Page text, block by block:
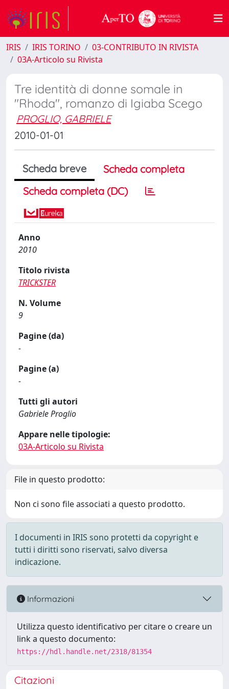
IRIS IRIS TORINO
03-CONTRIBUTO IN RIVISTA
03A-Articolo su Rivista
Tre identità di donne somale in
"Rhoda", romanzo di Igiaba Scego
PROGLIO, GABRIELE
2010-01-01
Scheda breve
Scheda completa
Scheda completa (DC)
Anno
2010
Titolo rivista
TRICKSTER
N. Volume
9
Pagine (da)
-
Pagine (a)
-
Tutti gli autori
Gabriele Proglio
Appare nelle tipologie:
03A-Articolo su Rivista
File in questo prodotto:
Non ci sono file associati a questo prodotto.
I documenti in IRIS sono protetti da copyright e
tutti i diritti sono riservati, salvo diversa
indicazione.
Informazioni
Utilizza questo identificativo per citare o creare un
link a questo documento:
https://hdl.handle.net/2318/81354
Citazioni